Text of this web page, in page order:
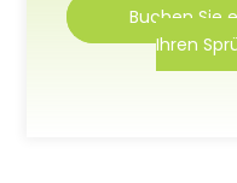
Buchen Sie
Ihren